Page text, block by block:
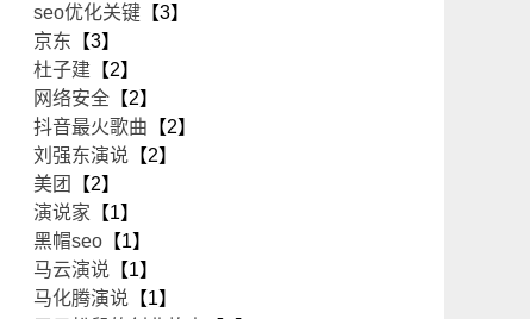
seo优化关键 【3】
京东 【3】
杜子建 【2】
网络安全 【2】
抖音最火歌曲 【2】
刘强东演说 【2】
美团
【2】
演说家 【1】
黑帽seo 【1】
马云演说 【1】
马化腾演说 【1】